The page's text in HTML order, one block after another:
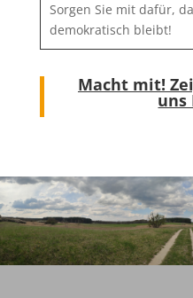
Sorgen Sie mit dafür,
demokratisch bleibt!
Macht mit!
uns